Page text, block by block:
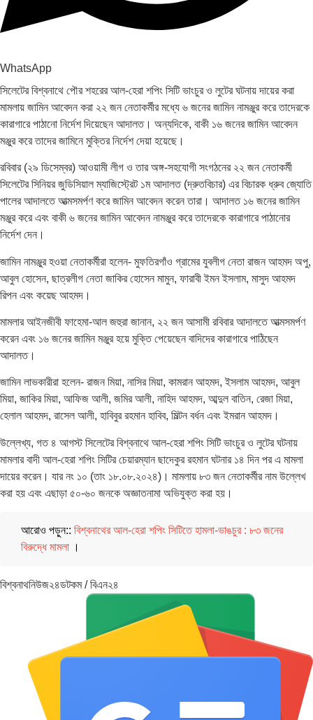
WhatsApp
সিলেটের বিশ্বনাথে পৌর শহরের আল-হেরা শপিং সিটি ভাংচুর ও লুটের ঘটনায় দায়ের করা
মামলায় জামিন আবেদন করা ২২ জন নেতাকর্মীর মধ্যে ৬ জনের জামিন নামঞ্জুর করে তাদেরকে
কারাগারে পাঠানো নির্দেশ দিয়েছেন আদালত। অন্যদিকে, বাকী ১৬ জনের জামিন আবেদন
মঞ্জুর করে তাদের জামিনে মুক্তির নির্দেশ দেয়া হয়েছে।
রবিবার (২৯ ডিসেম্বর) আওয়ামী লীগ ও তার অঙ্গ-সহযোগী সংগঠনের ২২ জন নেতাকর্মী
সিলেটের সিনিয়র জুডিসিয়াল ম্যাজিস্ট্রেট ১ম আদালত (দ্রুতবিচার) এর বিচারক ধ্রুব জ্যোতি
পালের আদালতে আত্মসমর্পণ করে জামিন আবেদন করেন তারা। আদালত ১৬ জনের জামিন
মঞ্জুর করে এবং বাকী ৬ জনের জামিন আবেদন নামঞ্জুর করে তাদেরকে কারাগারে পাঠানোর
নির্দেশ দেন।
জামিন নামঞ্জুর হওয়া নেতাকর্মীরা হলেন- মুফতিরগাঁও গ্রামের যুবলীগ নেতা রাজন আহমদ অপু,
আবুল হোসেন, ছাত্রলীগ নেতা জাকির হোসেন মামুন, ফারাবী ইমন ইসলাম, মাসুদ আহমদ
রিপন এবং কয়েছ আহমদ।
মামলার আইনজীবী ফাহেমা-আল জহুরা জানান, ২২ জন আসামী রবিবার আদালতে আত্মসমর্পণ
করেন এবং ১৬ জনের জামিন মঞ্জুর হয়ে মুক্তি পেয়েছেন বাদিদের কারাগারে পাঠিছেন
আদালত।
জামিন লাভকারীরা হলেন- রাজন মিয়া, নাসির মিয়া, কামরান আহমদ, ইসলাম আহমদ, আবুল
মিয়া, জাকির মিয়া, আফিজ আলী, জমির আলী, নাহিদ আহমদ, আব্দুল বাতিন, রেজা মিয়া,
হেলাল আহমদ, রাসেল আলী, হাবিবুর রহমান হাবিব, মিল্টন বর্ধন এবং ইমরান আহমদ।
উল্লেখ্য, গত ৪ আগস্ট সিলেটের বিশ্বনাথে আল-হেরা শপিং সিটি ভাংচুর ও লুটের ঘটনায়
মামলার বাদী আল-হেরা শপিং সিটির চেয়ারম্যান ছাদেকুর রহমান ঘটনার ১৪ দিন পর এ মামলা
দায়ের করেন। যার নং ১০ (তাং ১৮.০৮.২০২৪)। মামলায় ৮৩ জন নেতাকর্মীর নাম উল্লেখ
করা হয় এবং এছাড়া ৫০-৬০ জনকে অজ্ঞাতনামা অভিযুক্ত করা হয়।
আরোও পড়ুন:: বিশ্বনাথের আল-হেরা শপিং সিটিতে হামলা-ভাঙচুর : ৮৩ জনের
বিরুদ্ধে মামলা ।
বিশ্বনাথনিউজ২৪ডটকম / বিএন২৪